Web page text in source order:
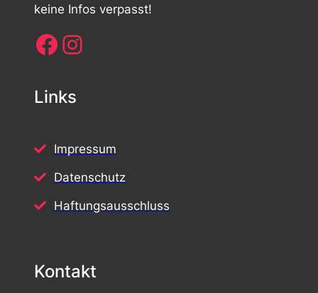
keine Infos verpasst!
Facebook Instagram
Links
Impressum
Datenschutz
Haftungsausschluss
Kontakt